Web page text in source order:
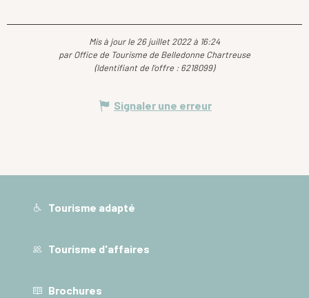
Mis à jour le 26 juillet 2022 à 16:24
par Office de Tourisme de Belledonne Chartreuse
(Identifiant de l'offre : 6218099)
Signaler une erreur
Tourisme adapté
Tourisme d'affaires
Brochures